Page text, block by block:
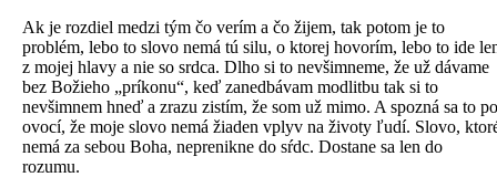
Ak je rozdiel medzi tým čo verím a čo žijem, tak potom je to
problém, lebo to slovo nemá tú silu, o ktorej hovorím, lebo to ide
z mojej hlavy a nie so srdca. Dlho si to nevšimneme, že už dávame
bez Božieho „príkonu“, keď zanedbávam modlitbu tak si to
nevšimnem hneď a zrazu zistím, že som už mimo. A spozná sa to po
ovocí, že moje slovo nemá žiaden vplyv na životy ľudí. Slovo,
nemá za sebou Boha, neprenikne do sŕdc. Dostane sa len do
rozumu.